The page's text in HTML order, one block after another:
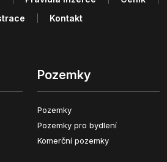
Pozemky
Pozemky
Pozemky pro bydlení
Komerční pozemky
Kontakt